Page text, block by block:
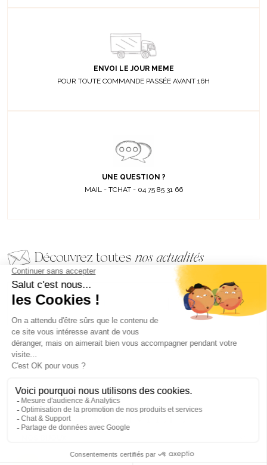
ENVOI LE JOUR MEME
POUR TOUTE COMMANDE PASSÉE AVANT 16H
UNE QUESTION ?
MAIL - TCHAT - 04 75 85 31 66
Découvrez toutes nos actualités
EMAIL
VALIDER